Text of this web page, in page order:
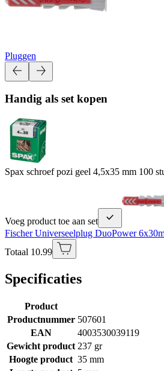
Pluggen
Handig als set kopen
Spax schroef pozi geel 4,5x35 mm 100
Voeg product toe aan set
Fischer Universeelplug DuoPower
Totaal 10.99
Specificaties
Product
Productnummer 507601
EAN
4003530039119
Gewicht product 237 gr
Hoogte product 35 mm